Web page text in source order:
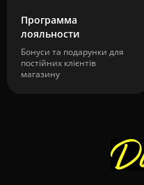
Программа
лояльности
Бонуси та подарунки для
постійних клієнтів
магазину